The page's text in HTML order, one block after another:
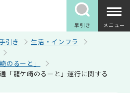
早引き メニュー
引き
生活・インフラ
のるーと」
「龍ケ崎のるーと」運行に関する